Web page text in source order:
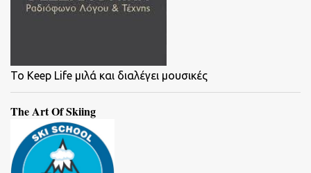
To Keep Life μιλά και διαλέγει μουσικές
The Art Of Skiing